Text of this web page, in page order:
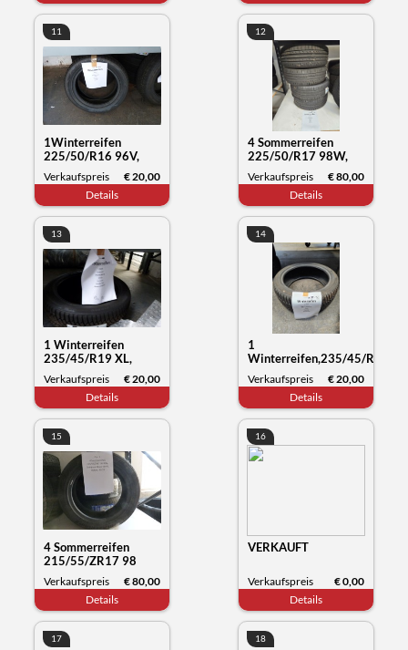
11
1Winterreifen
225/50/R16 96V,
Goodride SW608,
Datum 21/21
Verkaufspreis
€ 20,00
Details
12
4 Sommerreifen
225/50/R17 98W,
Yartu Zuper Eco,
Datum 04/24
Verkaufspreis
€ 80,00
Details
13
1 Winterreifen
235/45/R19 XL,
Kumho Tyre
Wintercraft WP72,
Datum 27/23
Verkaufspreis
€ 20,00
Details
14
1
Winterreifen,235/45/R19
99V XL,Hankook
Winter i*cept, Datum
Verkaufspreis
€ 20,00
Details
15
4 Sommerreifen
215/55/ZR17 98
WXL, Compasal
Blazer UHP2, Datum,
Verkaufspreis
€ 80,00
Details
16
VERKAUFT
Verkaufspreis
€ 0,00
Details
17 18